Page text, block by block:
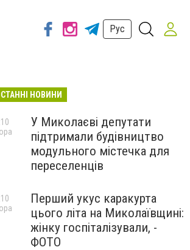
Рус
НОВИНИ
У Миколаєві депутати
підтримали будівництво
модульного містечка для
переселенців
Перший укус каракурта
цього літа на Миколаївщині:
жінку госпіталізували, -
ФОТО